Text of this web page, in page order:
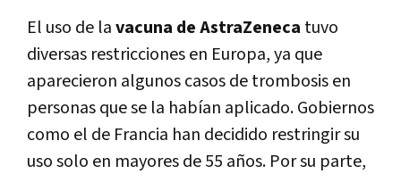
El uso de lavacuna de AstraZeneca tuvo
diversas restricciones en Europa, ya que
aparecieron algunos casos de trombosis en
personas que se la habían aplicado. Gobiernos
como el de Francia han decidido restringir su
uso solo en mayores de 55 años. Por su parte,